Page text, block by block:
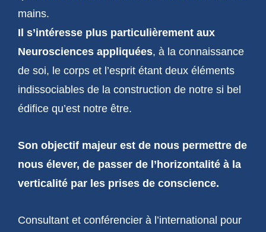
mains.
Il s’intéresse plus particulièrement aux
Neurosciences appliquées, à la connaissance
de soi, le corps et l’esprit étant deux éléments
indissociables de la construction de notre si bel
édifice qu’est notre être.
Son objectif majeur est de nous permettre de
nous élever, de passer de l’horizontalité à la
verticalité par les prises de conscience.
Consultant et conférencier à l’international pour